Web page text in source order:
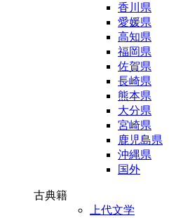
香川県
愛媛県
高知県
福岡県
佐賀県
長崎県
熊本県
大分県
宮崎県
鹿児島県
沖縄県
国外
古典籍
上代文学